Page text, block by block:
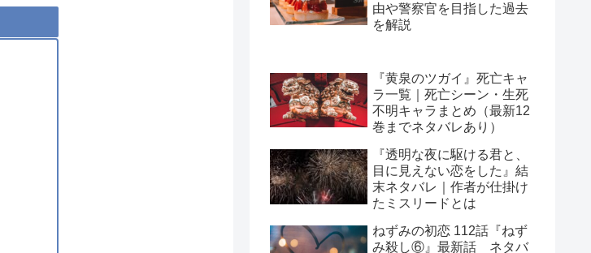
由や警察官を目指した過去
を解説
『黄泉のツガイ』死亡キャ
ラ一覧｜死亡シーン・生死
不明キャラまとめ（最新12
巻までネタバレあり）
『透明な夜に駆ける君と、
目に見えない恋をした』結
末ネタバレ｜作者が仕掛け
たミスリードとは
ねずみの初恋 112話『ねず
み殺し⑥』最新話 ネタバ